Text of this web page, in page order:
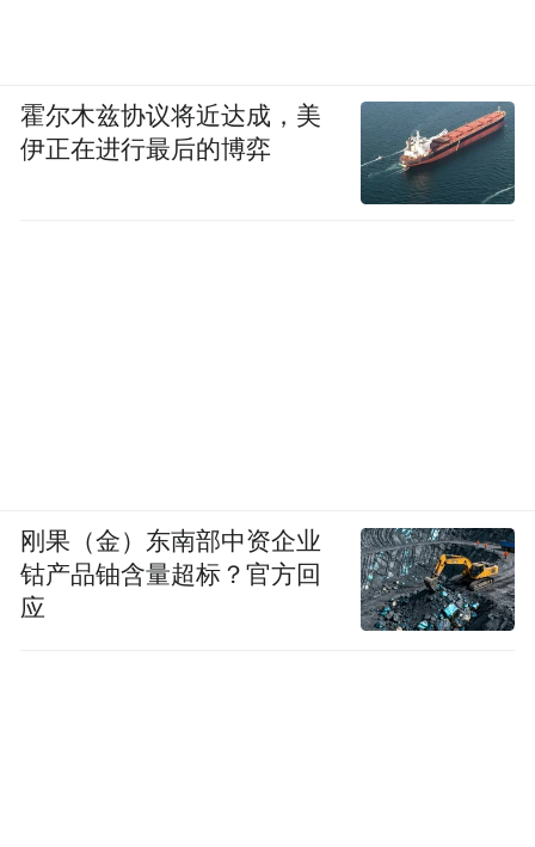
霍尔木兹协议将近达成，美
伊正在进行最后的博弈
刚果（金）东南部中资企业
钴产品铀含量超标？官方回
应